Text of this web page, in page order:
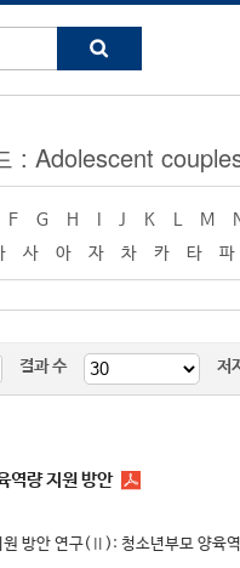
: Adolescent
F G H J K M
사 아 자 차 카 타 파
결과 수 저
역량 지원 방안
방안 연구(Ⅱ): 청소년부모 양